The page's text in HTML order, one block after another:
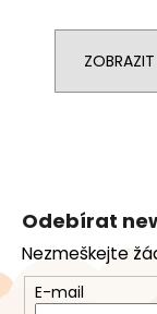
a
t
Odebírat
Nezmeškejte
E-mail